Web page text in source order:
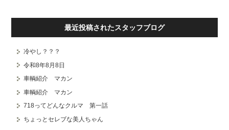
最近投稿されたスタッフブログ
冷やし？？？
令和8年8月8日
車輌紹介 マカン
車輌紹介 マカン
718ってどんなクルマ 第一話
ちょっとセレブな美人ちゃん